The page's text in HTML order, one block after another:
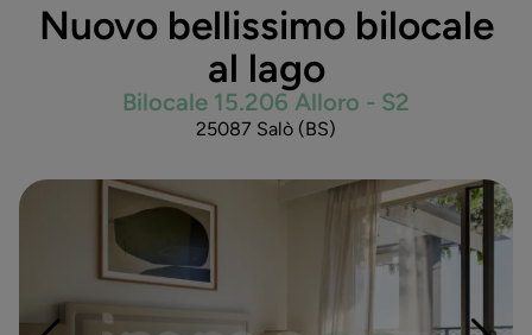
Nuovo bellissimo bilocale
al lago
Bilocale 15.206 Alloro - S2
25087 Salò (BS)